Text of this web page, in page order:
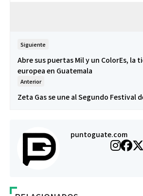
Siguiente
Abre sus puertas Mil y un ColorEs, la
europea en Guatemala
Anterior
Zeta Gas se une al Segundo Festival
puntoguate.com